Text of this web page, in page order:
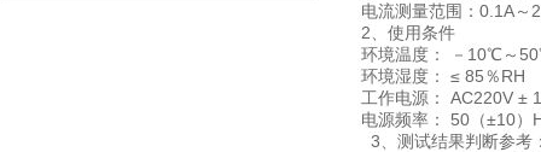
电流测量范围：0.1A
2、使用条件
环境温度： －10℃～
环境湿度： ≤ 85％RH
工作电源： AC220V ±
电源频率： 50（±10）
3、测试结果判断参